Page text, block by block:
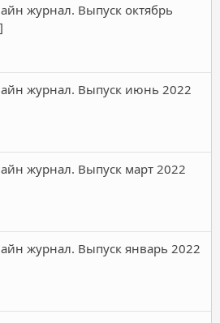
журнал. Выпуск октябрь
журнал. Выпуск июнь 2022
журнал. Выпуск март 2022
журнал. Выпуск январь 2022